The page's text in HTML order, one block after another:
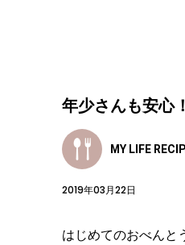
年少さんも安心
MY LIFE
2019年03月22日
はじめてのおべんと